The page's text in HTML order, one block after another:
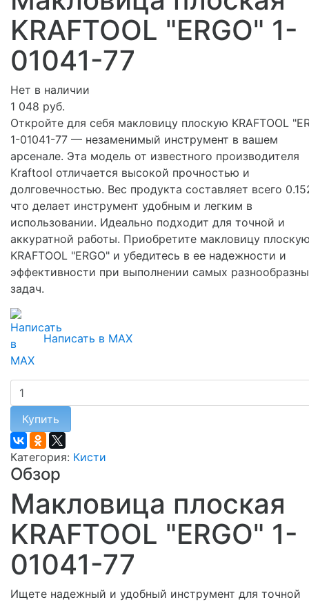
KRAFTOOL "ERGO" 1-
01041-77
Нет в наличии
1 048 руб.
Откройте для себя макловицу плоскую KRAFTOOL
1-01041-77 — незаменимый инструмент в вашем
арсенале. Эта модель от известного производителя
Kraftool отличается высокой прочностью и
долговечностью. Вес продукта составляет всего
что делает инструмент удобным и легким в
использовании. Идеально подходит для точной и
аккуратной работы. Приобретите макловицу
KRAFTOOL "ERGO" и убедитесь в ее надежности и
эффективности при выполнении самых
задач.
Написать в MAX
Купить
Категория: Кисти
Обзор
Макловица плоская
KRAFTOOL "ERGO" 1-
01041-77
Ищете надежный и удобный инструмент для точной